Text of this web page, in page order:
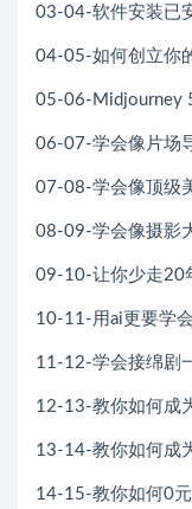
03-04-软件安装已
04-05-如何创立你
05-06-Midjourney
06-07-学会像片场
07-08-学会像顶级
08-09-学会像摄影
09-10-让你少走20
10-11-用ai更要学
11-12-学会接绵剧
12-13-教你如何成
13-14-教你如何成
14-15-教你如何0